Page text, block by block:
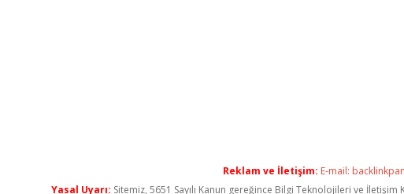
Reklam ve İletişim: E-mail:
Yasal Uyarı: Sitemiz, 5651 Sayılı Kanun gereğince Bilgi Teknolojileri ve